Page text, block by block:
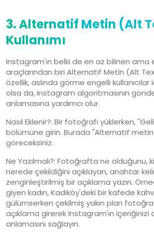
3. Alternatif Metin (Alt
Kullanımı
Instagram'ın belki de en az bilinen ama
araçlarından biri Alternatif Metin (Alt
özellik, aslında görme engelli
olsa da, Instagram algoritmasının
anlamasına yardımcı olur.
Nasıl Eklenir?: Bir fotoğrafı yüklerken,
bölümüne girin. Burada "Alternatif
göreceksiniz.
Ne Yazılmalı?: Fotoğrafta ne olduğunu,
nerede çekildiğini açıklayan, anahtar
zenginleştirilmiş bir açıklama yazın.
giyen kadın, Kadıköy'deki bir kafede
gülümserken çekilmiş yakın plan
açıklama girerek Instagram'ın içeriğinizi
anlamasını sağlayın.